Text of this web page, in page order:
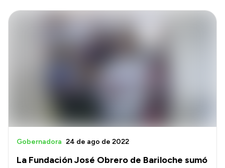
La Fundación José Obrero de Bariloche sumó
Gobernadora 24 de ago de 2022